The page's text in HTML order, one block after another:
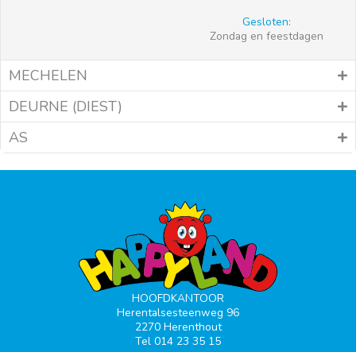
Gesloten:
Zondag en feestdagen
MECHELEN
DEURNE (DIEST)
AS
HOOFDKANTOOR
Herentalsesteenweg 96
2270 Herenthout
Tel 014 23 35 15